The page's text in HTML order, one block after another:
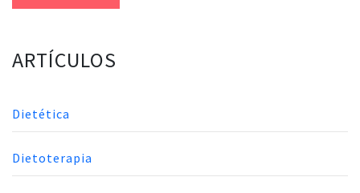
ARTÍCULOS
Dietética
Dietoterapia